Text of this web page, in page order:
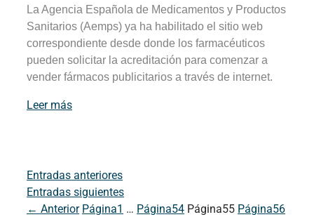
La Agencia Española de Medicamentos y Productos
Sanitarios (Aemps) ya ha habilitado el sitio web
correspondiente desde donde los farmacéuticos
pueden solicitar la acreditación para comenzar a
vender fármacos publicitarios a través de internet.
Leer más
Entradas anteriores
Entradas siguientes
← Anterior Página1 … Página54 Página55 Página56